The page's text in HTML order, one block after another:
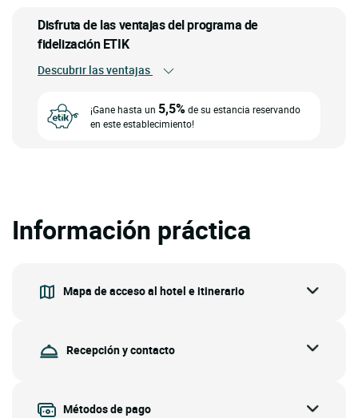
Disfruta de las ventajas del programa de
fidelización ETIK
Descubrir las ventajas
¡Gane hasta un 5,5%de su estancia reservando
en este establecimiento!
Información práctica
Mapa de acceso al hotel e itinerario
Recepción y contacto
Métodos de pago